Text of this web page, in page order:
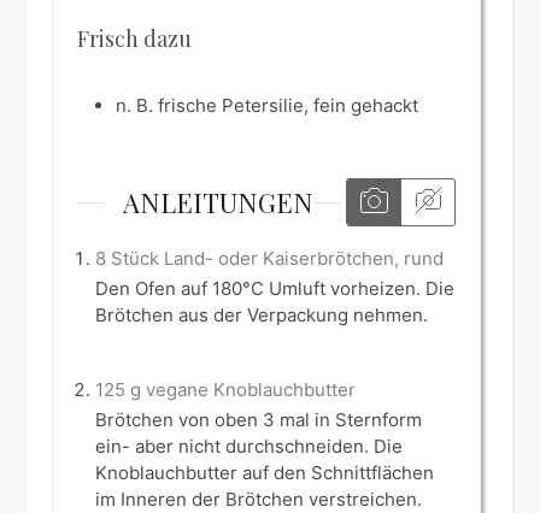
Frisch dazu
n. B. frische Petersilie, fein gehackt
ANLEITUNGEN
8 Stück Land- oder Kaiserbrötchen, rund
Den Ofen auf 180°C Umluft vorheizen. Die
Brötchen aus der Verpackung nehmen.
125 g vegane Knoblauchbutter
Brötchen von oben 3 mal in Sternform
ein- aber nicht durchschneiden. Die
Knoblauchbutter auf den Schnittflächen
im Inneren der Brötchen verstreichen.